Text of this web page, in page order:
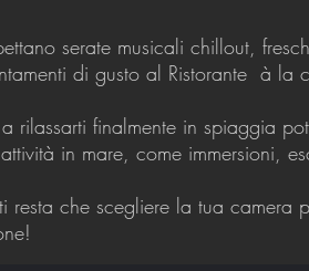
serate musicali chillout,
di gusto al Ristorante à la
rilassarti finalmente in spiaggia
in mare, come immersioni,
resta che scegliere la tua camera